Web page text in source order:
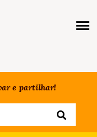
e partilhar!